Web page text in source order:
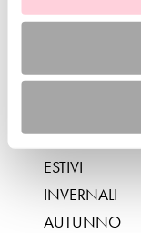
STAGIONE
ESTIVI
INVERNALI
AUTUNNO